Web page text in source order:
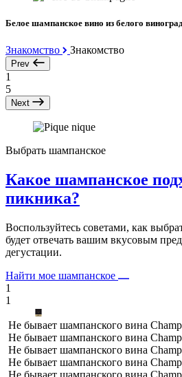
Белое шампанское вино из белого
Знакомство Знакомство
Prev
1
5
Next
Выбрать шампанское
Какое шампанское
пикника?
Воспользуйтесь советами, как
будет отвечать вашим вкусовым
дегустации.
Найти мое шампанское
1
1
Не бывает шампанского вина
Не бывает шампанского вина
Не бывает шампанского вина
Не бывает шампанского вина